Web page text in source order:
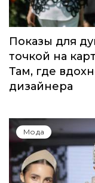
Показы для
точкой на
Там, где
дизайнера
Мода